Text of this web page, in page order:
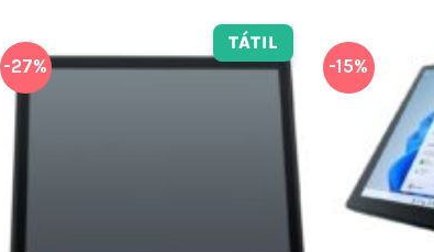
-27%
TÁTIL
-15%